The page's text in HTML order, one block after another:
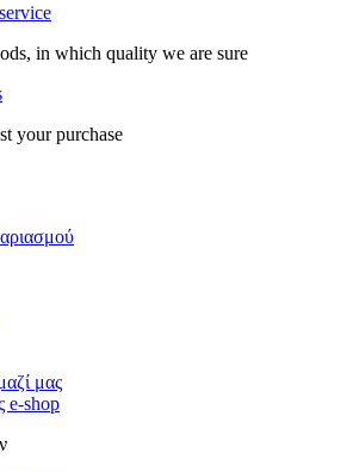
in which quality we are sure
your purchase
μας
e-shop